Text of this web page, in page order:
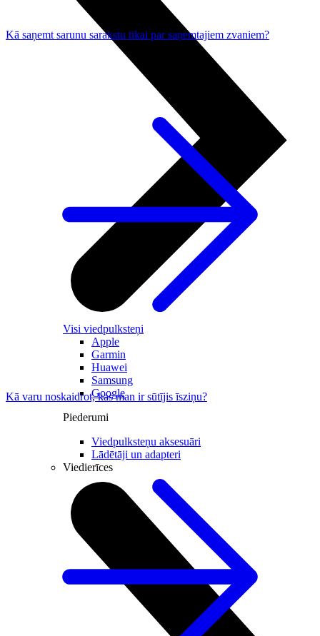
Visi viedpulksteņi
Apple
Garmin
Huawei
Samsung
Google
Piederumi
Viedpulksteņu aksesuāri
Lādētāji un adapteri
Viedierīces
Kā saņemt sarunu sarakstu tikai par saņemtajiem zvaniem?
Kā varu noskaidrot, kas man ir sūtījis īsziņu?